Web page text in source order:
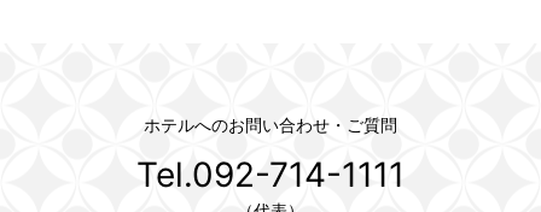
ホテルへのお問い合わせ・ご質問
Tel.092-714-1111